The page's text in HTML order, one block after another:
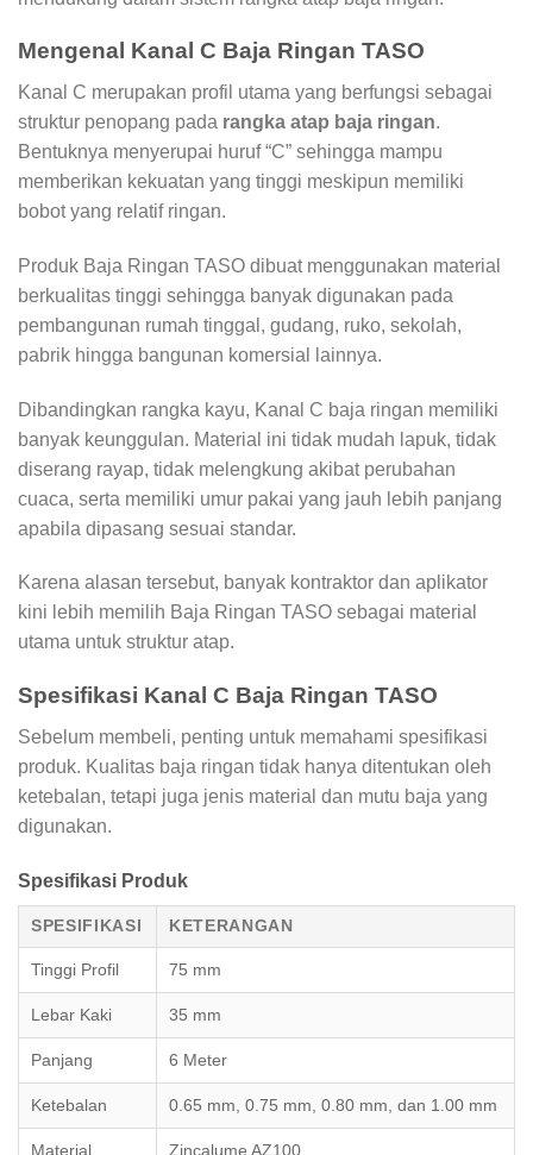
Mengenal Kanal C Baja Ringan TASO
Kanal C merupakan profil utama yang berfungsi sebagai
struktur penopang pada rangka atap baja ringan.
Bentuknya menyerupai huruf “C” sehingga mampu
memberikan kekuatan yang tinggi meskipun memiliki
bobot yang relatif ringan.
Produk Baja Ringan TASO dibuat menggunakan material
berkualitas tinggi sehingga banyak digunakan pada
pembangunan rumah tinggal, gudang, ruko, sekolah,
pabrik hingga bangunan komersial lainnya.
Dibandingkan rangka kayu, Kanal C baja ringan memiliki
banyak keunggulan. Material ini tidak mudah lapuk, tidak
diserang rayap, tidak melengkung akibat perubahan
cuaca, serta memiliki umur pakai yang jauh lebih panjang
apabila dipasang sesuai standar.
Karena alasan tersebut, banyak kontraktor dan aplikator
kini lebih memilih Baja Ringan TASO sebagai material
utama untuk struktur atap.
Spesifikasi Kanal C Baja Ringan TASO
Sebelum membeli, penting untuk memahami spesifikasi
produk. Kualitas baja ringan tidak hanya ditentukan oleh
ketebalan, tetapi juga jenis material dan mutu baja yang
digunakan.
Spesifikasi Produk
SPESIFIKASI KETERANGAN
Tinggi Profil 75 mm
Lebar Kaki 35 mm
Panjang 6 Meter
Ketebalan 0.65 mm, 0.75 mm, 0.80 mm, dan 1.00 mm
Material Zincalume AZ100